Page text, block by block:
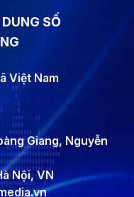
SỐ
Việt Nam
Giang, Nguyễn
Nội, VN